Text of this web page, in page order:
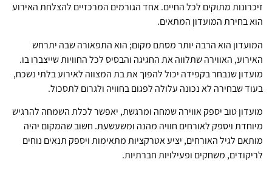
זיכרונות מתוקים לכל החיים. אחד הגורמים המרכזיים להצלחת האירוע
הוא בחירת המועדון המתאים.
המועדון הוא הרבה יותר מסתם מקום; הוא התפאורה שבה יתרחש
האירוע, האווירה שתלווה את החגיגה והבסיס לכל החוויות שייצברו בו.
מועדון שנבחר בקפידה יכול להפוך את בת המצווה לאירוע בלתי נשכח,
בעוד שבחירה לא נכונה עלולה לפגום בחוויה ולגרום לתסכול.
מועדון טוב יספק אווירה שמחה ומרגשת, יאפשר לכלת השמחה להרגיש
מיוחדת ויספק לאורחים חוויה מהנה ומשעשעת. חשוב שהמקום יהיה
מותאם לגיל האורחים, יציע אטרקציות מתאימות ויספק תנאים נוחים
לריקודים, משחקים ופעילויות חברתיות.